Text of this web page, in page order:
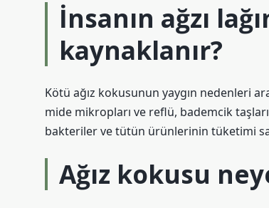
İnsanın ağzı
kaynaklanır?
Kötü ağız kokusunun yaygın nedenleri
mide mikropları ve reflü, bademcik
bakteriler ve tütün ürünlerinin tüketimi
Ağız kokusu